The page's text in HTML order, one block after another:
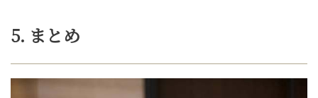
5. まとめ